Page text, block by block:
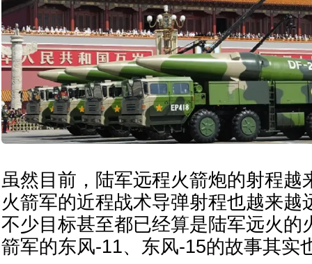
虽然目前，陆军远程火箭炮的射程越
火箭军的近程战术导弹射程也越来越
不少目标甚至都已经算是陆军远火的
箭军的东风-11、东风-15的故事其实